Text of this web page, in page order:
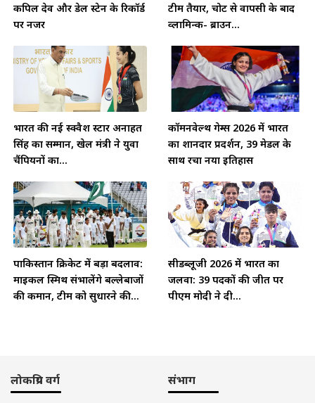
कपिल देव और डेल स्टेन के रिकॉर्ड
पर नजर
टीम तैयार, चोट से वापसी के बाद
व्लामिन्क- ब्राउन...
भारत की नई स्क्वैश स्टार अनाहत
सिंह का सम्मान, खेल मंत्री ने युवा
चैंपियनों का...
कॉमनवेल्थ गेम्स 2026 में भारत
का शानदार प्रदर्शन, 39 मेडल के
साथ रचा नया इतिहास
पाकिस्तान क्रिकेट में बड़ा बदलाव:
माइकल स्मिथ संभालेंगे बल्लेबाजों
की कमान, टीम को सुधारने की...
सीडब्लूजी 2026 में भारत का
जलवा: 39 पदकों की जीत पर
पीएम मोदी ने दी...
लोकप्रिय वर्ग संभाग